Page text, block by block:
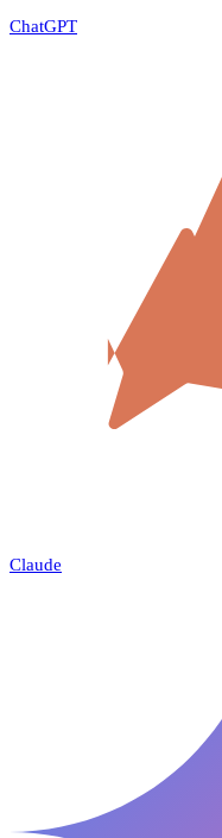
ChatGPT
Claude